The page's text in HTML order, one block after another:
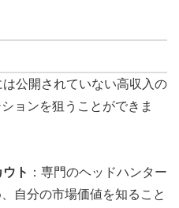
は公開されていない高収入の
ョンを狙うことができま
ト ：専門のヘッドハンター
自分の市場価値を知ること